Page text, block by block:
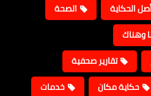
الحكاية
الصحة
وهناك
تقارير صحفية
حكاية مكان
خدمات